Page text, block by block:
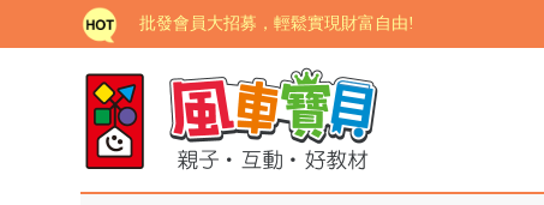
如需更改或重開發票 需在訂單成立三天內通知客服 寄
老師您好!!幼教會員火熱招募中~
海外購物免煩惱！點我查看『海外購物流程說明』
家長樂了!「風車書版集團暨FOOD超人企業總部」目前